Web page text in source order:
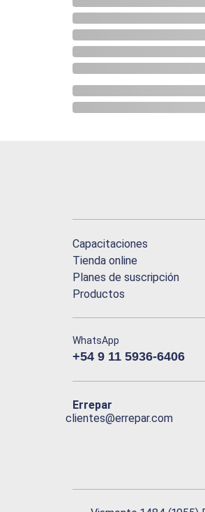
Capacitaciones
Tienda online
Planes de suscripción
Productos
WhatsApp
+54 9 11 5936-6406
Errepar
clientes@errepar.com